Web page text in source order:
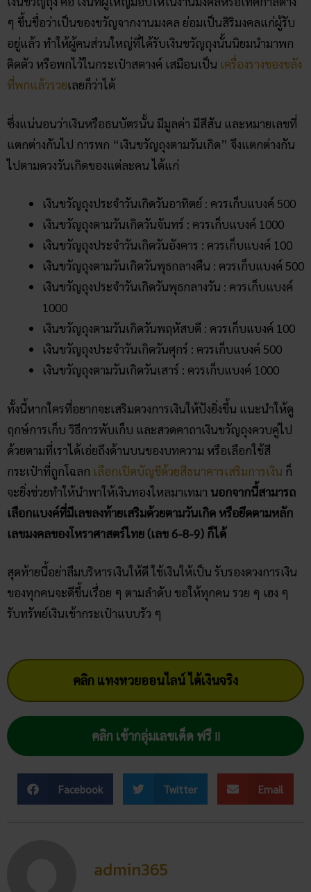
ๆ ขึ้นชื่อว่าเป็นของขวัญจากงานมงคล ย่อมเป็นสิริมงคลแก่ผู้รับ
อยู่แล้ว ทำให้ผู้คนส่วนใหญ่ที่ได้รับเงินขวัญถุงนั้นนิยมนำมาพก
ติดตัว หรือพกไว้ในกระเป๋าสตางค์ เสมือนเป็น เครื่องรางของขลัง
ที่พกแล้วรวยเลยก็ว่าได้
ซึ่งแน่นอนว่าเงินหรือธนบัตรนั้น มีมูลค่า มีสีสัน และหมายเลขที่
แตกต่างกันไป การพก “เงินขวัญถุงตามวันเกิด” จึงแตกต่างกัน
ไปตามดวงวันเกิดของแต่ละคน ได้แก่
เงินขวัญถุงประจําวันเกิดวันอาทิตย์ : ควรเก็บแบงค์ 500
เงินขวัญถุงตามวันเกิดวันจันทร์ : ควรเก็บแบงค์ 1000
เงินขวัญถุงประจําวันเกิดวันอังคาร : ควรเก็บแบงค์ 100
เงินขวัญถุงตามวันเกิดวันพุธกลางคืน : ควรเก็บแบงค์ 500
เงินขวัญถุงประจําวันเกิดวันพุธกลางวัน : ควรเก็บแบงค์
1000
เงินขวัญถุงตามวันเกิดวันพฤหัสบดี : ควรเก็บแบงค์ 100
เงินขวัญถุงประจําวันเกิดวันศุกร์ : ควรเก็บแบงค์ 500
เงินขวัญถุงตามวันเกิดวันเสาร์ : ควรเก็บแบงค์ 1000
ทั้งนี้หากใครที่อยากจะเสริมดวงการเงินให้ปังยิ่งขึ้น แนะนำให้ดู
ฤกษ์การเก็บ วิธีการพับเก็บ และสวดคาถาเงินขวัญถุงควบคู่ไป
ด้วยตามที่เราได้เอ่ยถึงด้านบนของบทความ หรือเลือกใช้สี
กระเป๋าที่ถูกโฉลก เลือกเปิดบัญชีด้วยสีธนาคารเสริมการเงิน ก็
จะยิ่งช่วยทำให้นำพาให้เงินทองไหลมาเทมา นอกจากนี้สามารถ
เลือกแบงค์ที่มีเลขลงท้ายเสริมด้วยตามวันเกิด หรือยึดตามหลัก
เลขมงคลของโหราศาสตร์ไทย (เลข 6-8-9) ก็ได้
สุดท้ายนี้อย่าลืมบริหารเงินให้ดี ใช้เงินให้เป็น รับรองดวงการเงิน
ของทุกคนจะดีขึ้นเรื่อย ๆ ตามลำดับ ขอให้ทุกคน รวย ๆ เฮง ๆ
รับทรัพย์เงินเข้ากระเป๋าแบบรัว ๆ
คลิก แทงหวยออนไลน์ ได้เงินจริง
คลิก เข้ากลุ่มเลขเด็ด ฟรี !!
Facebook Twitter Email
admin365